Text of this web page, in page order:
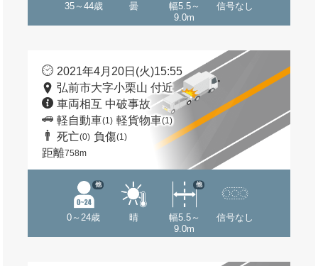
35～44歳 曇
幅5.5～
9.0m
信号なし
2021年4月20日(火)15:55
弘前市大字小栗山 付近
車両相互 中破事故
軽自動車(1) 軽貨物車(1)
死亡(0) 負傷(1)
距離758m
0～24歳
他
晴
幅5.5～
9.0m
他
信号なし